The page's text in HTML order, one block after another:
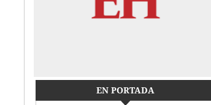
EN PORTADA